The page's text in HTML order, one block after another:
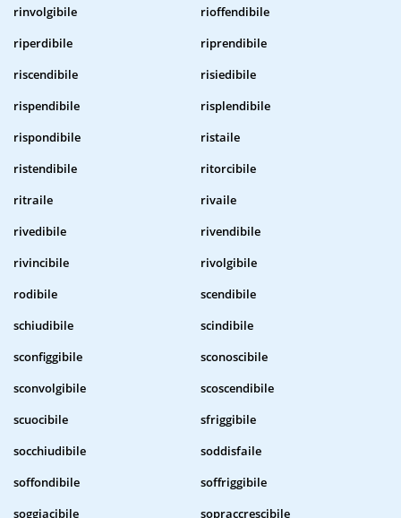
rinvolgibile
rioffendibile
riperdibile
riprendibile
riscendibile
risiedibile
rispendibile
risplendibile
rispondibile
ristaile
ristendibile
ritorcibile
ritraile
rivaile
rivedibile
rivendibile
rivincibile
rivolgibile
rodibile
scendibile
schiudibile
scindibile
sconfiggibile
sconoscibile
sconvolgibile
scoscendibile
scuocibile
sfriggibile
socchiudibile
soddisfaile
soffondibile
soffriggibile
soggiacibile
sopraccrescibile